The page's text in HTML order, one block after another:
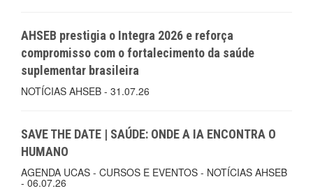
AHSEB prestigia o Integra 2026 e reforça
compromisso com o fortalecimento da saúde
suplementar brasileira
NOTÍCIAS AHSEB - 31.07.26
SAVE THE DATE | SAÚDE: ONDE A IA ENCONTRA O
HUMANO
AGENDA UCAS - CURSOS E EVENTOS - NOTÍCIAS AHSEB
- 06.07.26